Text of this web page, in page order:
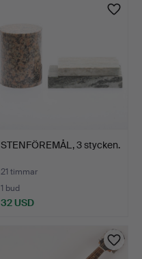
STENFÖREMÅL, 3 stycken.
21 timmar
1 bud
32 USD